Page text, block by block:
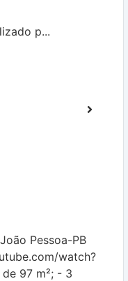
p...
Pessoa-PB
watch?
97 m²; - 3